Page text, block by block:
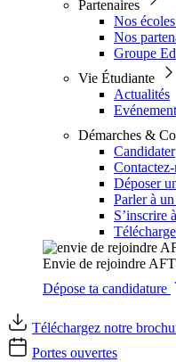
Partenaires
Nos
Nos
Groupe
Vie Étudiante
Actualités
Démarches &
Candidater
Déposer
Parler à
S’inscrire
Envie de rejoindre
Dépose ta candidature
Téléchargez notre
Portes ouvertes